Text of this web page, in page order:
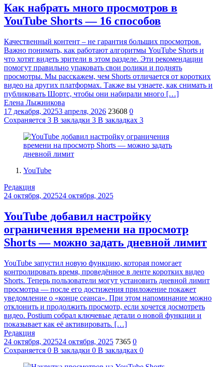
Как набрать много просмотров в
YouTube Shorts — 16 способов
Качественный контент – не гарантия больших просмотров.
Важно понимать, как работают алгоритмы YouTube Shorts и
что хотят видеть зрители в этом разделе. Эти рекомендации
помогут правильно упаковать свои ролики и поднять
просмотры. Мы расскажем, чем Shorts отличается от коротких
видео на других платформах. Также вы узнаете, как снимать и
публиковать Шортс, чтобы они набирали много […]
Елена Лыжникова
17 декабря, 20253 апреля, 2026 23608 0
Сохраняется 3 В закладки 3 В закладках 3
YouTube
Редакция
24 октября, 202524 октября, 2025
YouTube добавил настройку
ограничения времени на просмотр
Shorts — можно задать дневной лимит
YouTube запустил новую функцию, которая помогает
контролировать время, проведённое в ленте коротких видео
Shorts. Теперь пользователи могут установить дневной лимит
просмотра — после его достижения приложение покажет
уведомление о «конце сеанса». При этом напоминание можно
отклонить и продолжить просмотр, если хочется досмотреть
видео. Postium собрал ключевые детали о новой функции и
показывает как её активировать. […]
Редакция
24 октября, 202524 октября, 2025 7365 0
Сохраняется 0 В закладки 0 В закладках 0